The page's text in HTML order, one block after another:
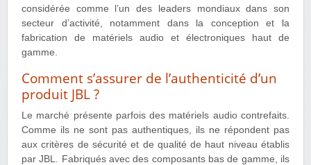
considérée comme l’un des leaders mondiaux dans son
secteur d’activité, notamment dans la conception et la
fabrication de matériels audio et électroniques haut de
gamme.
Comment s’assurer de l’authenticité d’un
produit JBL ?
Le marché présente parfois des matériels audio contrefaits.
Comme ils ne sont pas authentiques, ils ne répondent pas
aux critères de sécurité et de qualité de haut niveau établis
par JBL. Fabriqués avec des composants bas de gamme, ils